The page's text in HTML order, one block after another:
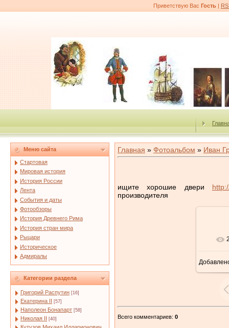
Приветствую Вас Гость |
Меню сайта
Стартовая
Мировая история
История России
Лента
События и даты
Фотообзоры
История Древнего Рима
История стран мира
Рыцари
Историческое
Адмиралы
Категории раздела
Григорий Распутин [16]
Екатерина II [57]
Наполеон Бонапарт [58]
Николая II [40]
Главная » Фотоальбом » Иван
ищите хорошие двери
производителя
Всего комментариев: 0